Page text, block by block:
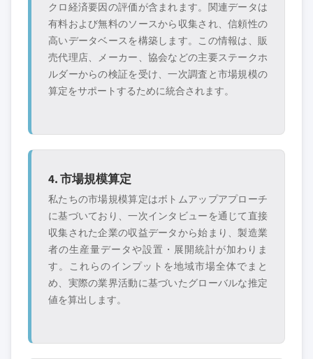
クロ経済要因の評価が含まれます。関連データは
有料および無料のソースから収集され、信頼性の
高いデータベースを構築します。この情報は、販
売代理店、メーカー、協会などの主要ステークホ
ルダーからの検証を受け、一次調査と市場規模の
算定をサポートするために統合されます。
4. 市場規模算定
私たちの市場規模算定はボトムアップアプローチ
に基づいており、一次インタビューを通じて直接
収集された企業の収益データから始まり、製造業
者の生産量データや設置・展開統計が加わりま
す。これらのインプットを地域市場全体でまと
め、実際の業界活動に基づいたグローバルな推定
値を算出します。